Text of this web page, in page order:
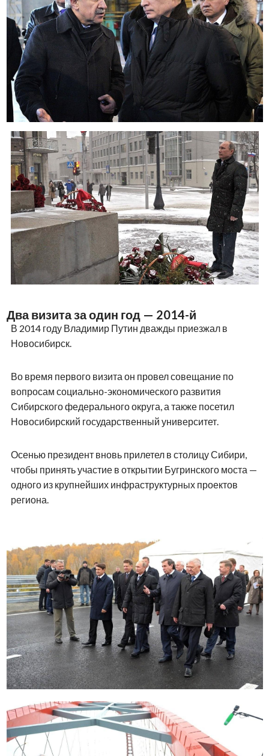
Два визита за один год — 2014-й
В 2014 году Владимир Путин дважды приезжал в
Новосибирск.
Во время первого визита он провел совещание по
вопросам социально-экономического развития
Сибирского федерального округа, а также посетил
Новосибирский государственный университет.
Осенью президент вновь прилетел в столицу Сибири,
чтобы принять участие в открытии Бугринского моста —
одного из крупнейших инфраструктурных проектов
региона.